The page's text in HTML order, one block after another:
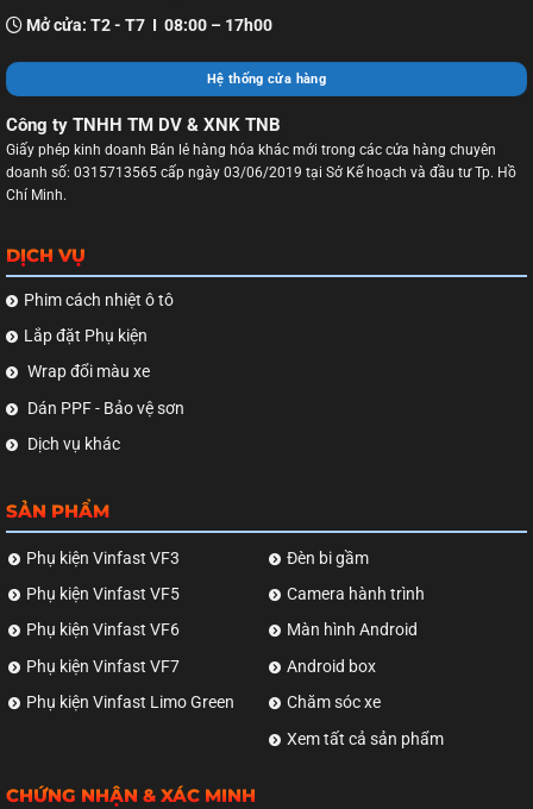
Mở cửa: T2 - T7 I 08:00 – 17h00
Hệ thống cửa hàng
Công ty TNHH TM DV & XNK TNB
Giấy phép kinh doanh Bán lẻ hàng hóa khác mới trong các cửa hàng chuyên
doanh số: 0315713565 cấp ngày 03/06/2019 tại Sở Kế hoạch và đầu tư Tp. Hồ
Chí Minh.
DỊCH VỤ
Phim cách nhiệt ô tô
Lắp đặt Phụ kiện
Wrap đổi màu xe
Dán PPF - Bảo vệ sơn
Dịch vụ khác
SẢN PHẨM
Phụ kiện Vinfast VF3
Phụ kiện Vinfast VF5
Phụ kiện Vinfast VF6
Phụ kiện Vinfast VF7
Phụ kiện Vinfast Limo Green
Đèn bi gầm
Camera hành trình
Màn hình Android
Android box
Chăm sóc xe
Xem tất cả sản phẩm
CHỨNG NHẬN & XÁC MINH